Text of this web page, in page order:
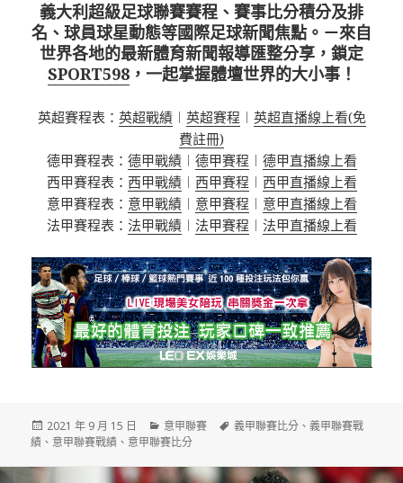
義大利超級足球聯賽賽程、賽事比分積分及排
名、球員球星動態等國際足球新聞焦點。－來自
世界各地的最新體育新聞報導匯整分享，鎖定
SPORT598，一起掌握體壇世界的大小事！
英超賽程表： 英超戰績︱ 英超賽程 ︱ 英超直播線上看(免
費註冊)
德甲賽程表： 德甲戰績︱ 德甲賽程 ︱ 德甲直播線上看
西甲賽程表： 西甲戰績︱ 西甲賽程 ︱ 西甲直播線上看
意甲賽程表： 意甲戰績︱ 意甲賽程 ︱ 意甲直播線上看
法甲賽程表： 法甲戰績︱ 法甲賽程 ︱ 法甲直播線上看
發
佈
2021 年 9 月 15 日
分
類
意甲聯賽
標
義甲聯賽比分 、義甲聯賽戰
績 、 意甲聯賽戰績 、 意甲聯賽比分